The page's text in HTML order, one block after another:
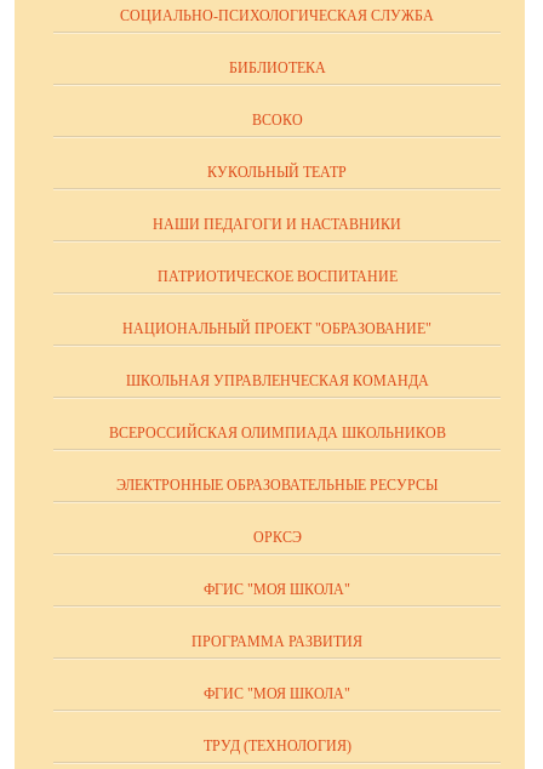
СОЦИАЛЬНО-ПСИХОЛОГИЧЕСКАЯ СЛУЖБА
БИБЛИОТЕКА
ВСОКО
КУКОЛЬНЫЙ ТЕАТР
НАШИ ПЕДАГОГИ И НАСТАВНИКИ
ПАТРИОТИЧЕСКОЕ ВОСПИТАНИЕ
НАЦИОНАЛЬНЫЙ ПРОЕКТ "ОБРАЗОВАНИЕ"
ШКОЛЬНАЯ УПРАВЛЕНЧЕСКАЯ КОМАНДА
ВСЕРОССИЙСКАЯ ОЛИМПИАДА ШКОЛЬНИКОВ
ЭЛЕКТРОННЫЕ ОБРАЗОВАТЕЛЬНЫЕ РЕСУРСЫ
ОРКСЭ
ФГИС "МОЯ ШКОЛА"
ПРОГРАММА РАЗВИТИЯ
ФГИС "МОЯ ШКОЛА"
ТРУД (ТЕХНОЛОГИЯ)